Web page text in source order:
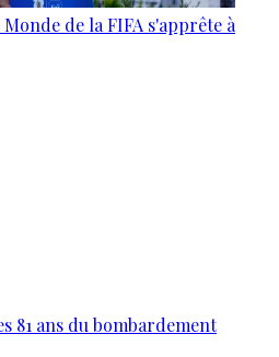
de la FIFA s'apprête à
81 ans du bombardement